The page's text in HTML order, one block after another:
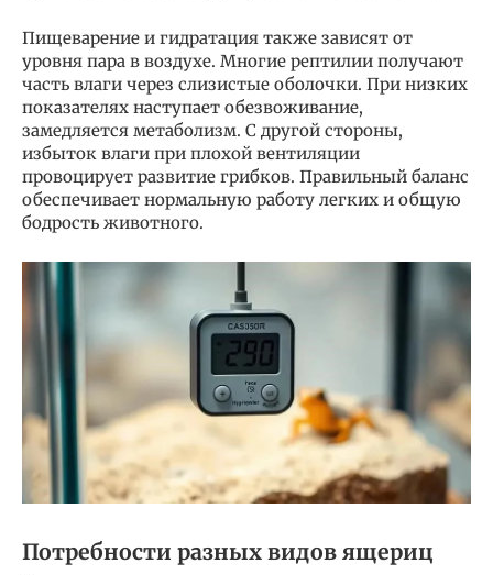
Пищеварение и гидратация также зависят от
уровня пара в воздухе. Многие рептилии получают
часть влаги через слизистые оболочки. При низких
показателях наступает обезвоживание,
замедляется метаболизм. С другой стороны,
избыток влаги при плохой вентиляции
провоцирует развитие грибков. Правильный баланс
обеспечивает нормальную работу легких и общую
бодрость животного.
Потребности разных видов ящериц